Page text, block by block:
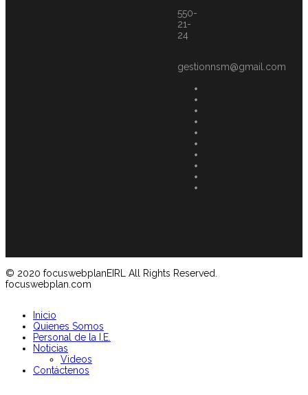
550-
21-
24
gestionnsm@gmail.com
© 2020 focuswebplanEIRL All Rights Reserved.
focuswebplan.com
Inicio
Quienes Somos
Personal de la I.E.
Noticias
Videos
Contáctenos